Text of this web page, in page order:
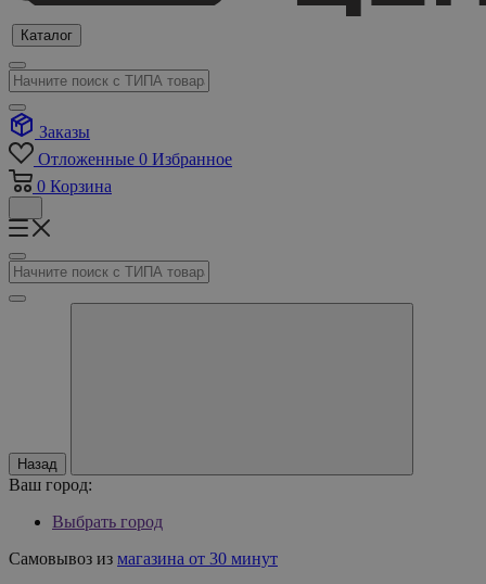
Каталог
Заказы
Отложенные 0 Избранное
0 Корзина
Назад
Ваш город:
Выбрать город
Самовывоз из магазина от 30 минут